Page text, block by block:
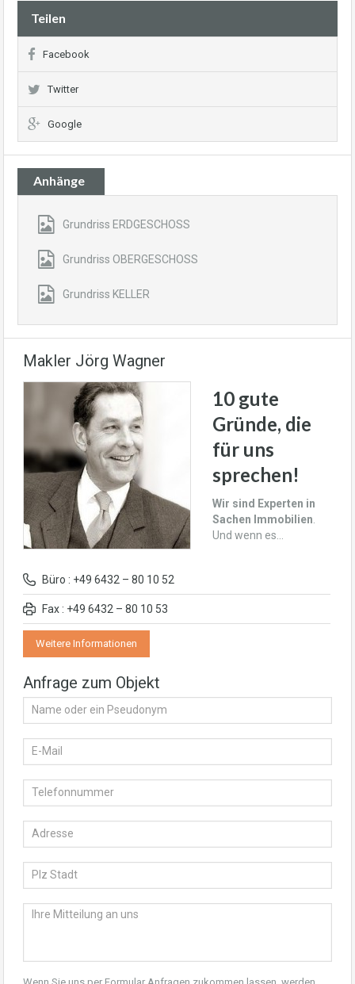
Teilen
Facebook
Twitter
Google
Anhänge
Grundriss ERDGESCHOSS
Grundriss OBERGESCHOSS
Grundriss KELLER
Makler Jörg Wagner
Büro : +49 6432 – 80 10 52
Fax : +49 6432 – 80 10 53
10 gute
Gründe, die
für uns
sprechen!
Wir sind Experten in
Sachen Immobilien
Und wenn es…
Weitere Informationen
Anfrage zum Objekt